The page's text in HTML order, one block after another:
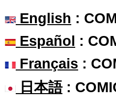
English :
Español :
Français :
日本語: